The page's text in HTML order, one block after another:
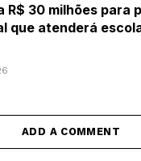
R$ 30 milhões para
que atenderá
ADD A COMMENT